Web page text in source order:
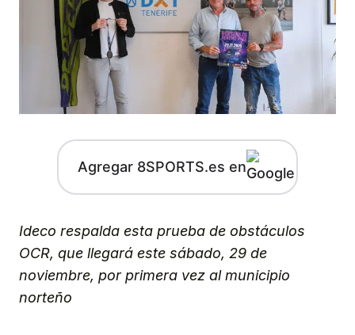
Agregar 8SPORTS.es en
Ideco respalda esta prueba de obstáculos
OCR, que llegará este sábado, 29 de
noviembre, por primera vez al municipio
norteño